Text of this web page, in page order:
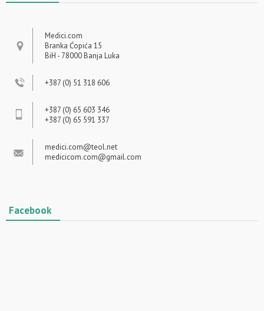
Medici.com
Branka Ćopića 15
BiH - 78000 Banja Luka
+387 (0) 51 318 606
+387 (0) 65 603 346
+387 (0) 65 591 337
medici.com@teol.net
medicicom.com@gmail.com
Facebook